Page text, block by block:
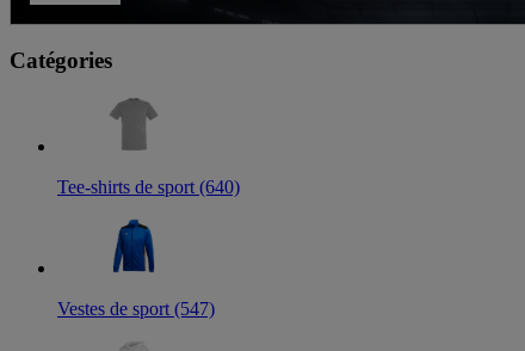
Catégories
Tee-shirts de sport (640)
Vestes de sport (547)